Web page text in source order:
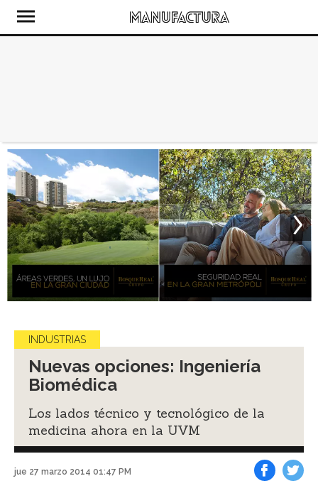
INDUSTRIAS
Nuevas opciones: Ingeniería
Biomédica
Los lados técnico y tecnológico de la
medicina ahora en la UVM
jue 27 marzo 2014 01:47 PM